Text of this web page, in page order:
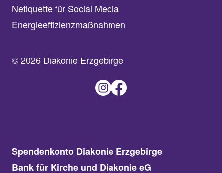
Netiquette für Social Media
Energieeffizienzmaßnahmen
© 2026 Diakonie Erzgebirge
Spendenkonto Diakonie Erzgebirge
Bank für Kirche und Diakonie eG